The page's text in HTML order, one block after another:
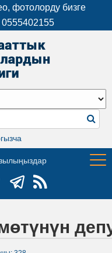
фотолорду бизге
0555402155